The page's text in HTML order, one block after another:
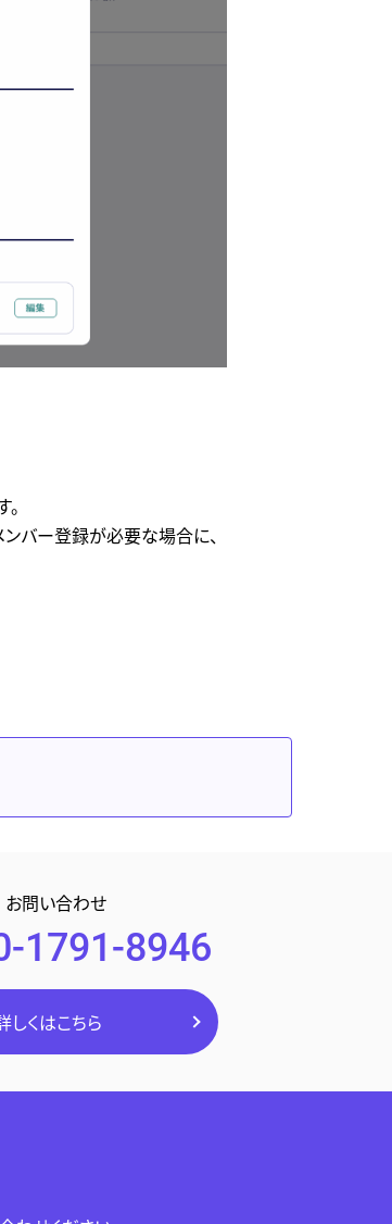
バー登録が必要な場合に、
お問い合わせ
1791-8946
しくはこちら